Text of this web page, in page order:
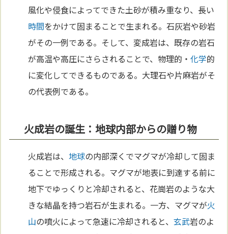
風化や侵食によってできた土砂が積み重なり、長い
時間をかけて固まることで生まれる。石灰岩や砂岩
がその一例である。そして、変成岩は、既存の岩石
が高温や高圧にさらされることで、物理的・化学的
に変化してできるものである。大理石や片麻岩がそ
の代表例である。
火成岩の誕生：地球内部からの贈り物
火成岩は、地球の内部深くでマグマが冷却して固ま
ることで形成される。マグマが地表に到達する前に
地下でゆっくりと冷却されると、花崗岩のような大
きな結晶を持つ岩石が生まれる。一方、マグマが火
山の噴火によって急速に冷却されると、玄武岩のよ